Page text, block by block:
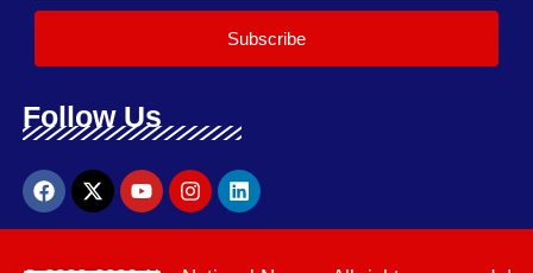
Subscribe
Follow Us